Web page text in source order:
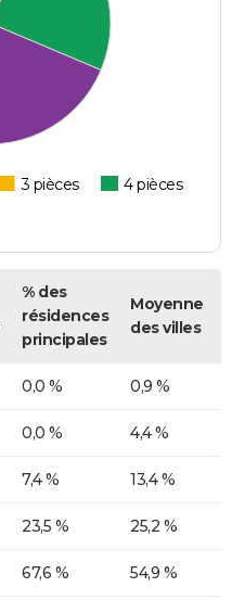
3 pièces
4 pièces
% des
résidences
principales
Moyenne
des villes
0,0 % 0,9 %
0,0 % 4,4 %
7,4 % 13,4 %
23,5 % 25,2 %
67,6 % 54,9 %